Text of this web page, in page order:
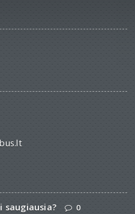
saugiausia? 0